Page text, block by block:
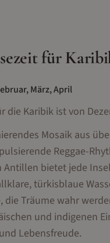
für
März, April
die Karibik ist von
Mosaik aus
Reggae-
Antillen bietet jede
türkisblaue
die Träume wahr
und indigenen
Lebensfreude.